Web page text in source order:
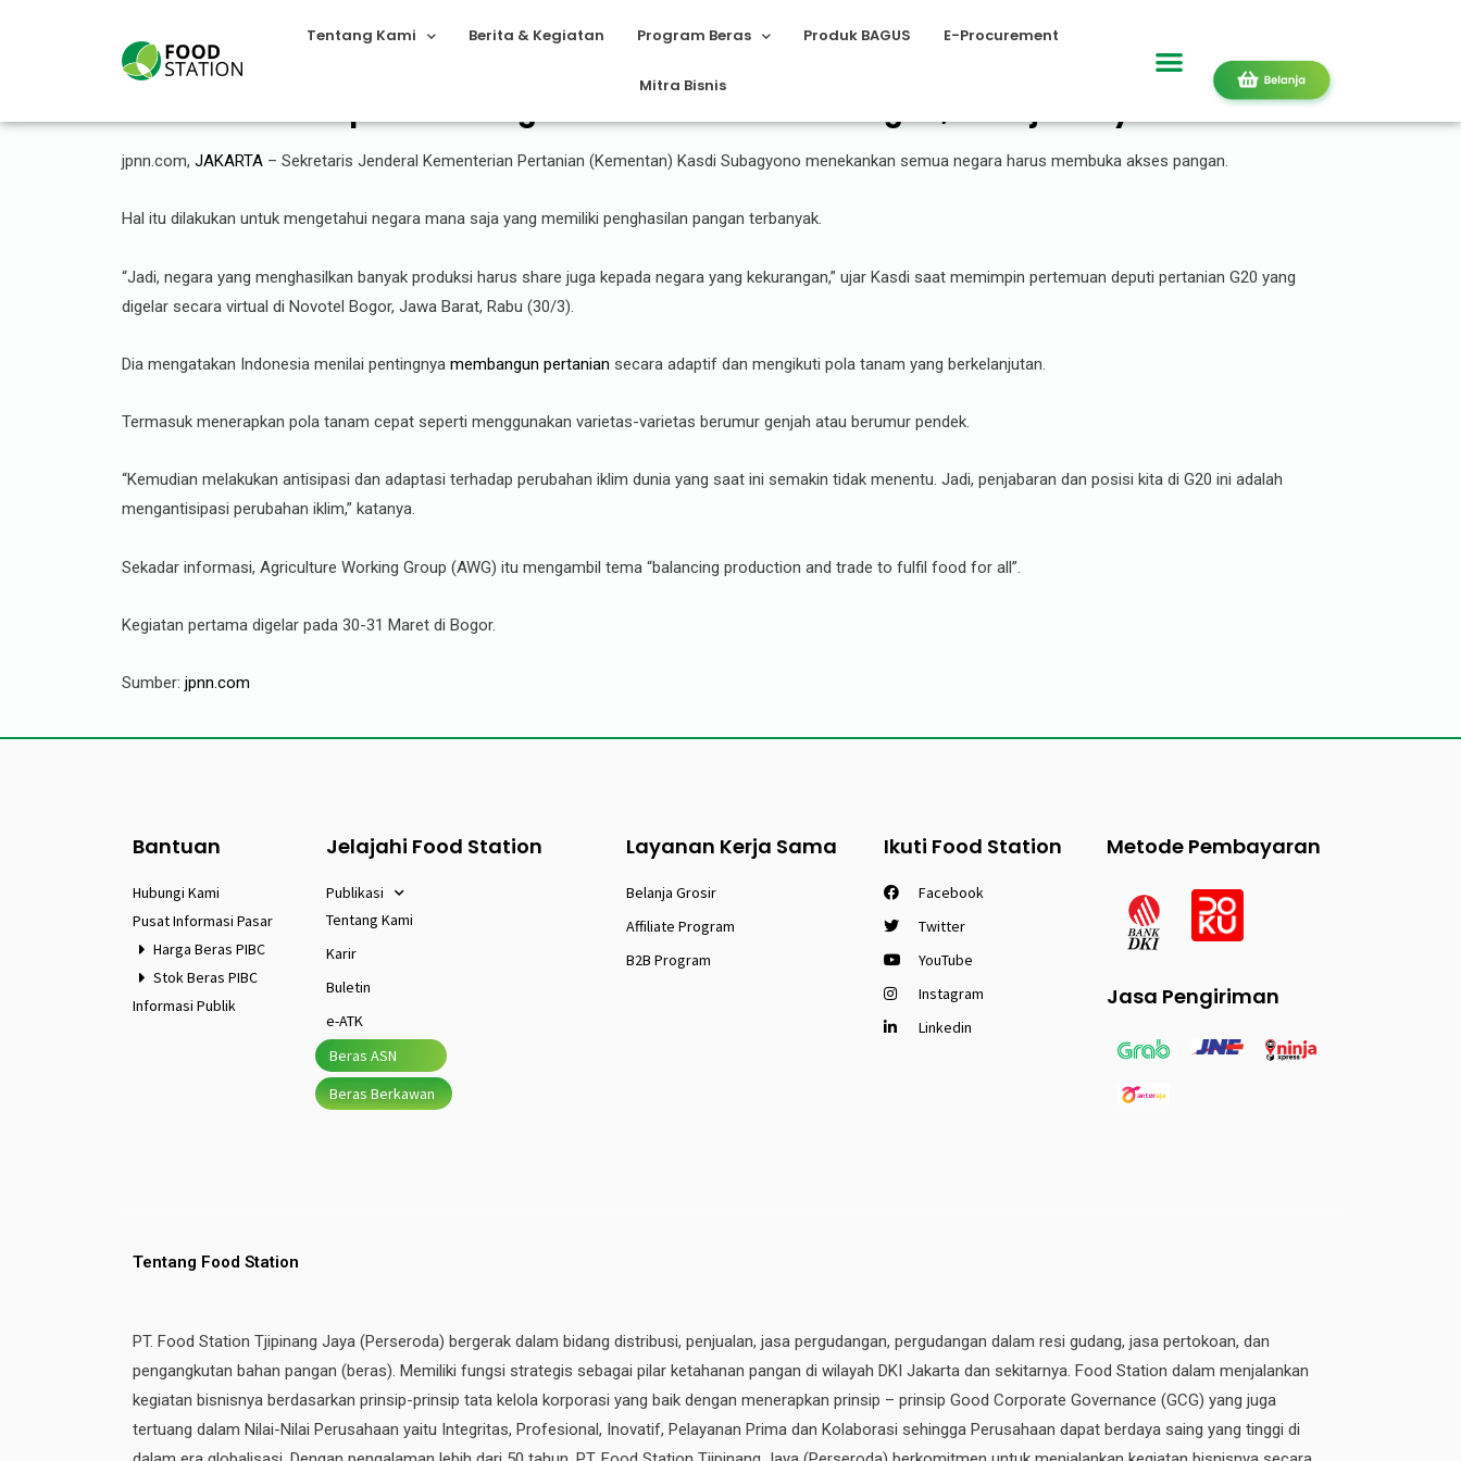
Tentang Kami Berita & Kegiatan Program Beras Produk BAGUS E-Procurement
Mitra Bisnis
Kementan Harap Semua Negara Bisa Buka Akses Pangan, Ini Tujuannya
jpnn.com, JAKARTA – Sekretaris Jenderal Kementerian Pertanian (Kementan) Kasdi Subagyono menekankan semua negara harus membuka akses pangan.
Hal itu dilakukan untuk mengetahui negara mana saja yang memiliki penghasilan pangan terbanyak.
“Jadi, negara yang menghasilkan banyak produksi harus share juga kepada negara yang kekurangan,” ujar Kasdi saat memimpin pertemuan deputi pertanian G20 yang
digelar secara virtual di Novotel Bogor, Jawa Barat, Rabu (30/3).
Dia mengatakan Indonesia menilai pentingnya membangun pertanian secara adaptif dan mengikuti pola tanam yang berkelanjutan.
Termasuk menerapkan pola tanam cepat seperti menggunakan varietas-varietas berumur genjah atau berumur pendek.
“Kemudian melakukan antisipasi dan adaptasi terhadap perubahan iklim dunia yang saat ini semakin tidak menentu. Jadi, penjabaran dan posisi kita di G20 ini adalah
mengantisipasi perubahan iklim,” katanya.
Sekadar informasi, Agriculture Working Group (AWG) itu mengambil tema “balancing production and trade to fulfil food for all”.
Kegiatan pertama digelar pada 30-31 Maret di Bogor.
Sumber: jpnn.com
Bantuan
Hubungi Kami
Pusat Informasi Pasar
Harga Beras PIBC
Stok Beras PIBC
Informasi Publik
Jelajahi Food Station
Publikasi
Tentang Kami
Karir
Buletin
e-ATK
Beras ASN
Beras Berkawan
Layanan Kerja Sama
Belanja Grosir
Affiliate Program
B2B Program
Ikuti Food Station
Facebook
Twitter
YouTube
Instagram
Linkedin
Metode Pembayaran
Jasa Pengiriman
Tentang Food Station
PT. Food Station Tjipinang Jaya (Perseroda) bergerak dalam bidang distribusi, penjualan, jasa pergudangan, pergudangan dalam resi gudang, jasa pertokoan, dan
pengangkutan bahan pangan (beras). Memiliki fungsi strategis sebagai pilar ketahanan pangan di wilayah DKI Jakarta dan sekitarnya. Food Station dalam menjalankan
kegiatan bisnisnya berdasarkan prinsip-prinsip tata kelola korporasi yang baik dengan menerapkan prinsip – prinsip Good Corporate Governance (GCG) yang juga
tertuang dalam Nilai-Nilai Perusahaan yaitu Integritas, Profesional, Inovatif, Pelayanan Prima dan Kolaborasi sehingga Perusahaan dapat berdaya saing yang tinggi di